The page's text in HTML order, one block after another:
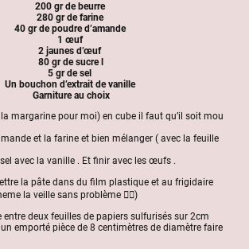
200 gr de beurre
280 gr de farine
40 gr de poudre d’amande
1 œuf
2 jaunes d’œuf
80 gr de sucre l
5 gr de sel
Un bouchon d’extrait de vanille
Garniture au choix
margarine pour moi) en cube il faut qu’il soit mou
et la farine et bien mélanger ( avec la feuille
avec la vanille . Et finir avec les œufs .
la pâte dans du film plastique et au frigidaire
la veille sans problème 👌🏻)
entre deux feuilles de papiers sulfurisés sur 2cm
un emporté pièce de 8 centimètres de diamètre faire